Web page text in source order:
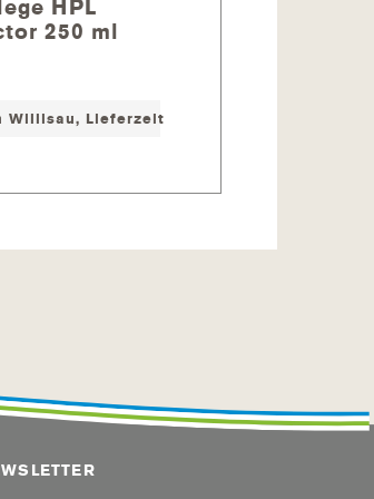
hat durch das
/
HPL
250 ml
Lieferzeit ca. 1-2 Tage